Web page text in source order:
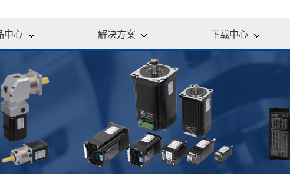
中心 解决方案 下载中心